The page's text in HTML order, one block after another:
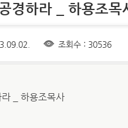
경하라 _ 하용조
조회수 : 30536
_ 하용조목사